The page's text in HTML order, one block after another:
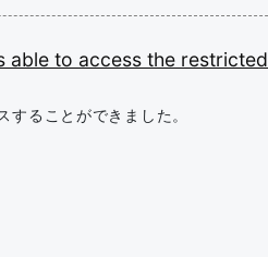
able to access the restricted
ることができました。